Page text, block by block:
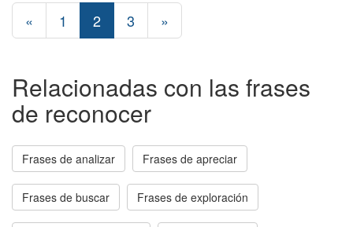
« 1 2 3 »
Relacionadas con las frases
de reconocer
Frases de analizar Frases de apreciar
Frases de buscar Frases de exploración